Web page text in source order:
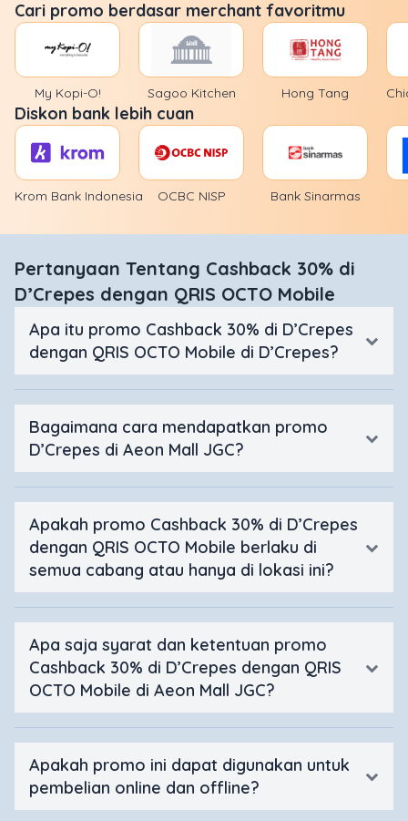
Cari promo berdasar merchant favoritmu
My Kopi-O! Sagoo Kitchen Hong Tang
Diskon bank lebih cuan
Krom Bank Indonesia OCBC NISP Bank Sinarmas
Pertanyaan Tentang Cashback 30% di
D’Crepes dengan QRIS OCTO Mobile
Apa itu promo Cashback 30% di D’Crepes
dengan QRIS OCTO Mobile di D’Crepes?
Bagaimana cara mendapatkan promo
D’Crepes di Aeon Mall JGC?
Apakah promo Cashback 30% di D’Crepes
dengan QRIS OCTO Mobile berlaku di
semua cabang atau hanya di lokasi ini?
Apa saja syarat dan ketentuan promo
Cashback 30% di D’Crepes dengan QRIS
OCTO Mobile di Aeon Mall JGC?
Apakah promo ini dapat digunakan untuk
pembelian online dan offline?